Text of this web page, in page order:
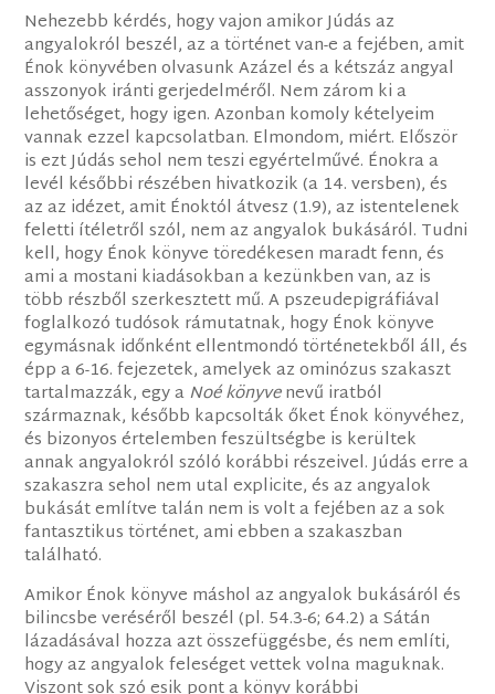
Nehezebb kérdés, hogy vajon amikor Júdás az
angyalokról beszél, az a történet van-e a fejében, amit
Énok könyvében olvasunk Azázel és a kétszáz angyal
asszonyok iránti gerjedelméről. Nem zárom ki a
lehetőséget, hogy igen. Azonban komoly kételyeim
vannak ezzel kapcsolatban. Elmondom, miért. Először
is ezt Júdás sehol nem teszi egyértelművé. Énokra a
levél későbbi részében hivatkozik (a 14. versben), és
az az idézet, amit Énoktól átvesz (1.9), az istentelenek
feletti ítéletről szól, nem az angyalok bukásáról. Tudni
kell, hogy Énok könyve töredékesen maradt fenn, és
ami a mostani kiadásokban a kezünkben van, az is
több részből szerkesztett mű. A pszeudepigráfiával
foglalkozó tudósok rámutatnak, hogy Énok könyve
egymásnak időnként ellentmondó történetekből áll, és
épp a 6-16. fejezetek, amelyek az ominózus szakaszt
tartalmazzák, egy aNoé könyvenevű iratból
származnak, később kapcsolták őket Énok könyvéhez,
és bizonyos értelemben feszültségbe is kerültek
annak angyalokról szóló korábbi részeivel. Júdás erre a
szakaszra sehol nem utal explicite, és az angyalok
bukását említve talán nem is volt a fejében az a sok
fantasztikus történet, ami ebben a szakaszban
található.
Amikor Énok könyve máshol az angyalok bukásáról és
bilincsbe veréséről beszél (pl. 54.3-6; 64.2) a Sátán
lázadásával hozza azt összefüggésbe, és nem említi,
hogy az angyalok feleséget vettek volna maguknak.